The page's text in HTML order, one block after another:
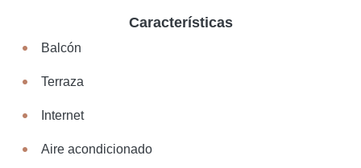
Características
Balcón
Terraza
Internet
Aire acondicionado